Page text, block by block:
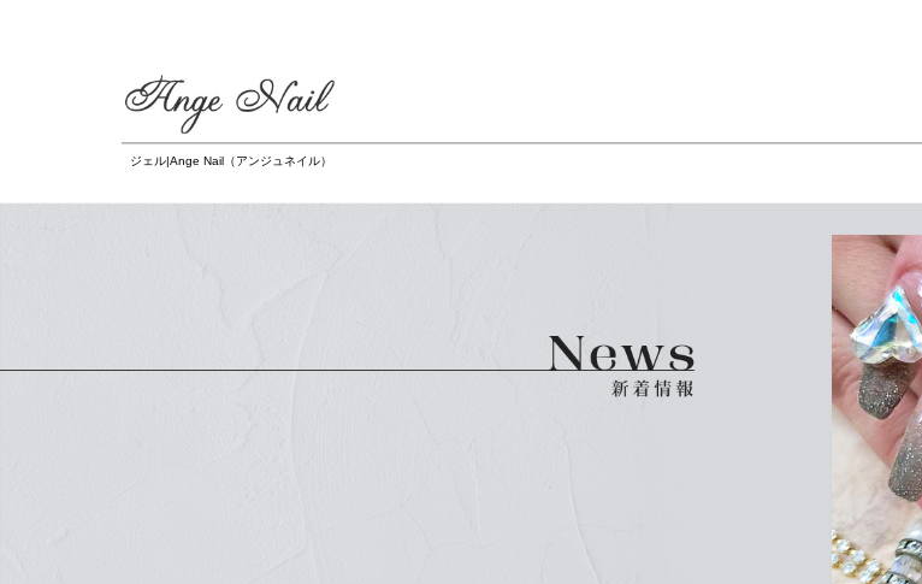
ジェル|Ange Nail（アンジュネイル）